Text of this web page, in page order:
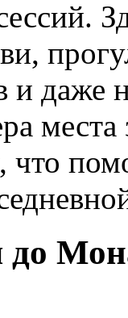
и даже
места
до